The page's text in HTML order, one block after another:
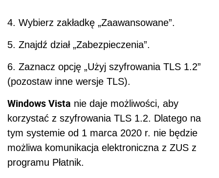
4. Wybierz zakładkę „Zaawansowane”.
5. Znajdź dział „Zabezpieczenia”.
6. Zaznacz opcję „Użyj szyfrowania TLS 1.2”
(pozostaw inne wersje TLS).
Windows Vista nie daje możliwości, aby
korzystać z szyfrowania TLS 1.2. Dlatego na
tym systemie od 1 marca 2020 r. nie będzie
możliwa komunikacja elektroniczna z ZUS z
programu Płatnik.